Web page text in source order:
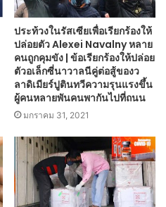
ประท้วงในรัสเซียเพื่อเรียกร้องให้
ปล่อยตัว Alexei Navalny หลาย
คนถูกคุมขัง | ข้อเรียกร้องให้ปล่อย
ตัวอเล็กซี่นาวาลนีคู่ต่อสู้ของว
ลาดิเมียร์ปูตินทวีความรุนแรงขึ้น
ผู้คนหลายพันคนพากันไปที่ถนน
มกราคม 31, 2021